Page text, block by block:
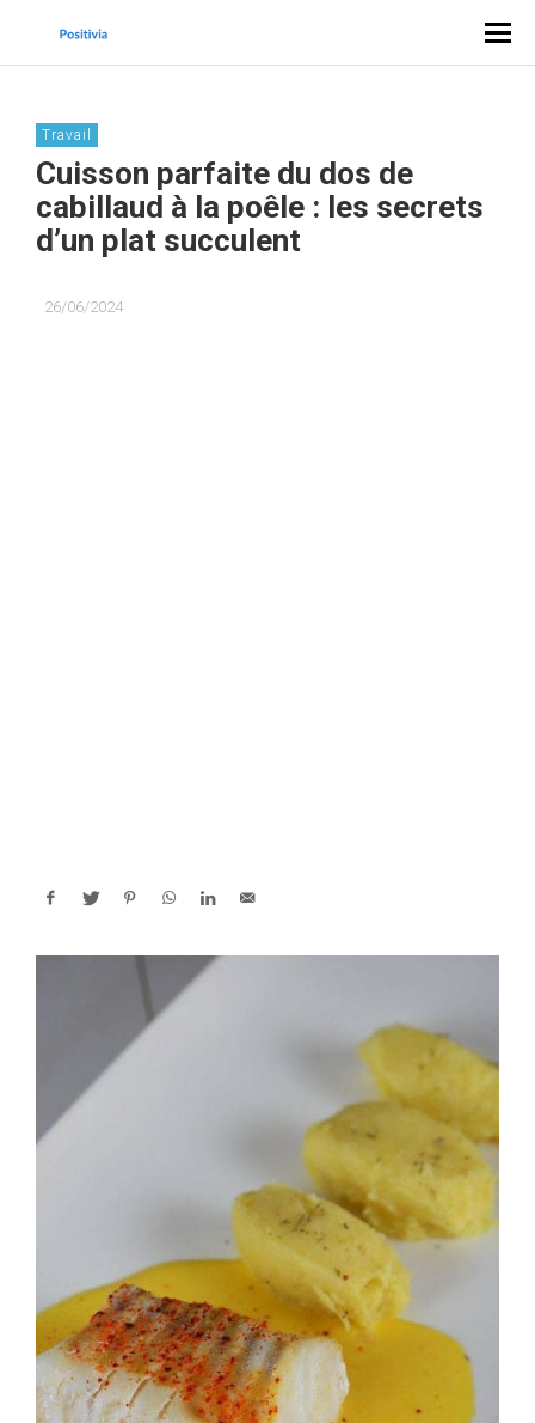
Travail
Cuisson parfaite du dos de
cabillaud à la poêle : les secrets
d’un plat succulent
26/06/2024